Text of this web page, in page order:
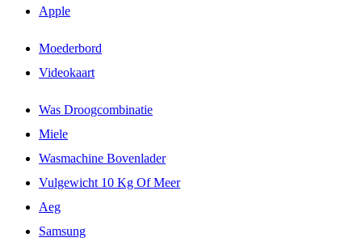
Apple
Moederbord
Videokaart
Was Droogcombinatie
Miele
Wasmachine Bovenlader
Vulgewicht 10 Kg Of Meer
Aeg
Samsung